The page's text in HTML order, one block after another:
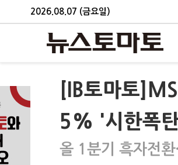
2026.08.07 (금요일)
[IB토마토
5% '시한폭
올 1분기 흑자전